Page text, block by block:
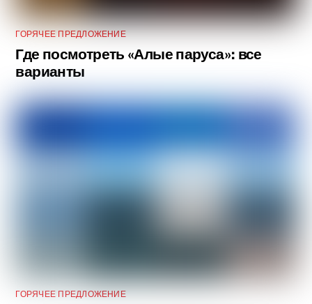
ГОРЯЧЕЕ ПРЕДЛОЖЕНИЕ
Где посмотреть «Алые паруса»: все
варианты
ГОРЯЧЕЕ ПРЕДЛОЖЕНИЕ